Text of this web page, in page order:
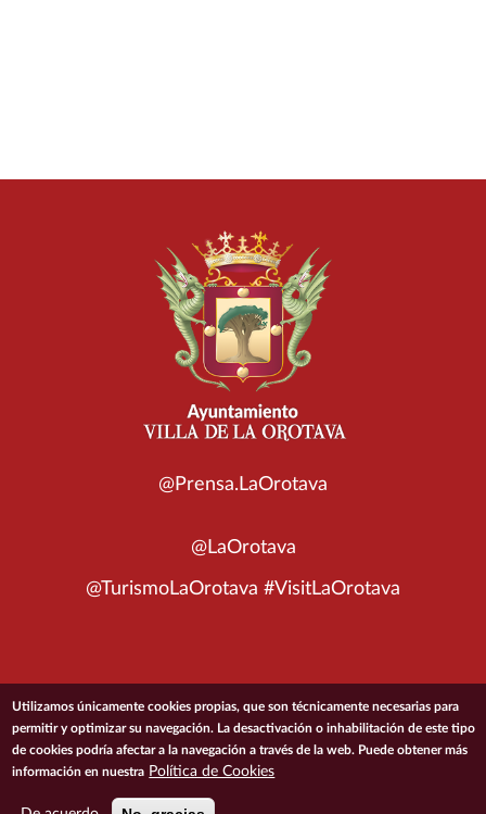
@Prensa.LaOrotava
@LaOrotava
@TurismoLaOrotava #VisitLaOrotava
© 2026 Ayuntamiento de la Villa de La Orotava
ACCESIBILIDADCONDICIONES DE USOPOLÍTICA DE PRIVACIDAD
Utilizamos únicamente cookies propias, que son técnicamente necesarias para
permitir y optimizar su navegación. La desactivación o inhabilitación de este tipo
de cookies podría afectar a la navegación a través de la web. Puede obtener más
información en nuestra Política de Cookies